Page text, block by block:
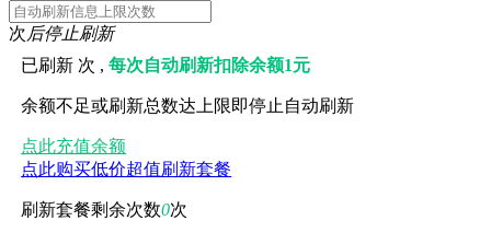
次后停止刷新
已刷新 次 ,每次自动刷新扣除余额1元
余额不足或刷新总数达上限即停止自动刷新
点此充值余额
点此购买低价超值刷新套餐
刷新套餐剩余次数0次